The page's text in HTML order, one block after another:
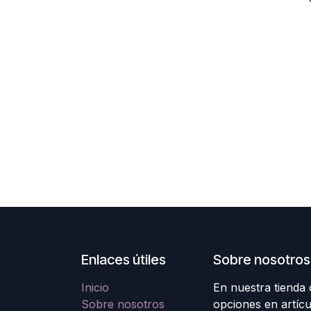
Enlaces útiles
Inicio
Sobre nosotros
Sobre nosotros
En nuestra tienda
opciones en